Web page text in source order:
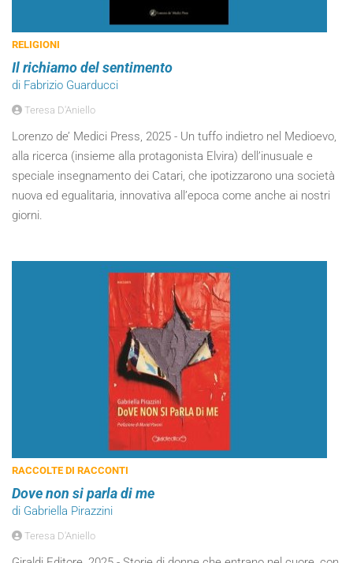
RELIGIONI
Il richiamo del sentimento
di Fabrizio Guarducci
Teresa D'Aniello
Lorenzo de’ Medici Press, 2025 - Un tuffo indietro nel Medioevo,
alla ricerca (insieme alla protagonista Elvira) dell’inusuale e
speciale insegnamento dei Catari, che ipotizzarono una società
nuova ed egualitaria, innovativa all’epoca come anche ai nostri
giorni.
RACCOLTE DI RACCONTI
Dove non si parla di me
di Gabriella Pirazzini
Teresa D'Aniello